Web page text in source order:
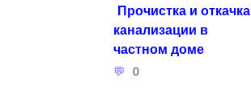
Прочистка и откачка
канализации в
частном доме
0